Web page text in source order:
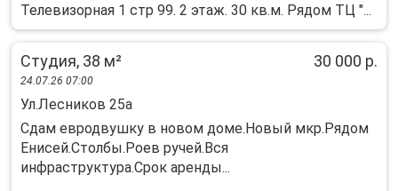
Телевизорная 1 стр 99. 2 этаж. 30 кв.м. Рядом ТЦ "...
Студия, 38 м² 30 000 р.
24.07.26 07:00
Ул.Лесников 25а
Сдам евродвушку в новом доме.Новый мкр.Рядом
Енисей.Столбы.Роев ручей.Вся
инфраструктура.Срок аренды...